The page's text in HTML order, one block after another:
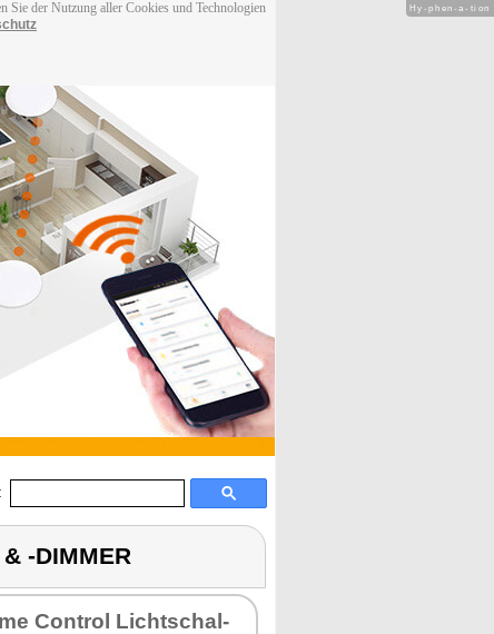
Sie der Nutzung aller Cookies und Technologien
-DIMMER
Con­trol Licht­schal­
Hy-phen-a-tion